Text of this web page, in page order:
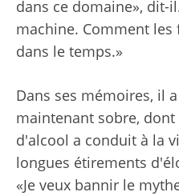
dans ce domaine», dit-
machine. Comment
dans le temps.»
Dans ses mémoires, il
maintenant sobre,
d'alcool a conduit à la
longues étirements
«Je veux bannir le